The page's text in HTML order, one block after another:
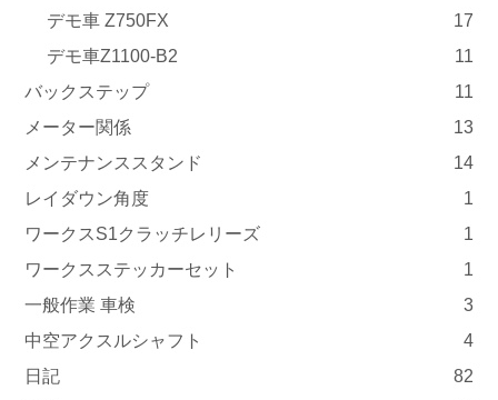
デモ車 Z750FX
17
デモ車Z1100-B2
11
バックステップ
11
メーター関係
13
メンテナンススタンド
14
レイダウン角度
1
ワークスS1クラッチレリーズ
1
ワークスステッカーセット
1
一般作業 車検
3
中空アクスルシャフト
4
日記
82